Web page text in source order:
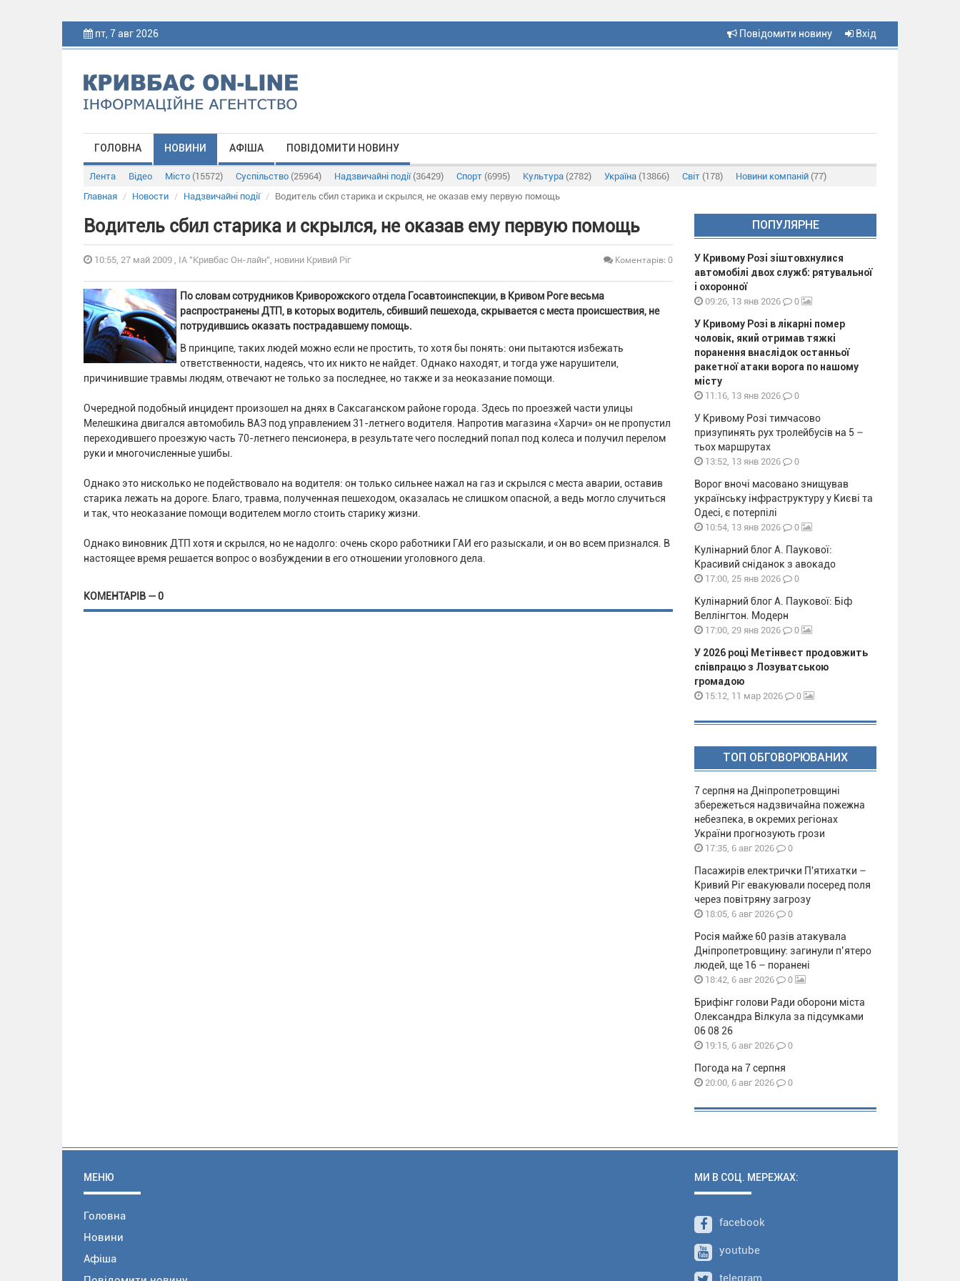
пт, 7 авг 2026 Повідомити новину Вхід
ГОЛОВНА НОВИНИ АФІША ПОВІДОМИТИ НОВИНУ
Лента Відео Місто (15572) Суспільство (25964) Надзвичайні події (36429) Спорт (6995) Культура (2782) Україна (13866) Світ (178) Новини компаній (77)
Главная
Новости Надзвичайні події Водитель сбил старика и скрылся, не оказав ему первую помощь
Водитель сбил старика и скрылся, не оказав ему первую помощь
10:55, 27 май 2009 , ІА "Кривбас Он-лайн", новини Кривий Ріг Коментарів: 0
По словам сотрудников Криворожского отдела Госавтоинспекции, в Кривом Роге весьма
распространены ДТП, в которых водитель, сбивший пешехода, скрывается с места происшествия, не
потрудившись оказать пострадавшему помощь.
В принципе, таких людей можно если не простить, то хотя бы понять: они пытаются избежать
ответственности, надеясь, что их никто не найдет. Однако находят, и тогда уже нарушители,
причинившие травмы людям, отвечают не только за последнее, но также и за неоказание помощи.
Очередной подобный инцидент произошел на днях в Саксаганском районе города. Здесь по проезжей части улицы
Мелешкина двигался автомобиль ВАЗ под управлением 31-летнего водителя. Напротив магазина «Харчи» он не пропустил
переходившего проезжую часть 70-летнего пенсионера, в результате чего последний попал под колеса и получил перелом
руки и многочисленные ушибы.
Однако это нисколько не подействовало на водителя: он только сильнее нажал на газ и скрылся с места аварии, оставив
старика лежать на дороге. Благо, травма, полученная пешеходом, оказалась не слишком опасной, а ведь могло случиться
и так, что неоказание помощи водителем могло стоить старику жизни.
Однако виновник ДТП хотя и скрылся, но не надолго: очень скоро работники ГАИ его разыскали, и он во всем признался. В
настоящее время решается вопрос о возбуждении в его отношении уголовного дела.
КОМЕНТАРІВ — 0
ПОПУЛЯРНЕ
У Кривому Розі зіштовхнулися
автомобілі двох служб: рятувальної
і охоронної
09:26, 13 янв 2026 0
У Кривому Розі в лікарні помер
чоловік, який отримав тяжкі
поранення внаслідок останньої
ракетної атаки ворога по нашому
місту
11:16, 13 янв 2026 0
У Кривому Розі тимчасово
призупинять рух тролейбусів на 5 –
тьох маршрутах
13:52, 13 янв 2026 0
Ворог вночі масовано знищував
українську інфраструктуру у Києві та
Одесі, є потерпілі
10:54, 13 янв 2026 0
Кулінарний блог А. Паукової:
Красивий сніданок з авокадо
17:00, 25 янв 2026 0
Кулінарний блог А. Паукової: Біф
Веллінгтон. Модерн
17:00, 29 янв 2026 0
У 2026 році Метінвест продовжить
співпрацю з Лозуватською
громадою
15:12, 11 мар 2026 0
ТОП ОБГОВОРЮВАНИХ
7 серпня на Дніпропетровщині
збережеться надзвичайна пожежна
небезпека, в окремих регіонах
України прогнозують грози
17:35, 6 авг 2026 0
Пасажирів електрички П'ятихатки –
Кривий Ріг евакуювали посеред поля
через повітряну загрозу
18:05, 6 авг 2026 0
Росія майже 60 разів атакувала
Дніпропетровщину: загинули п’ятеро
людей, ще 16 – поранені
18:42, 6 авг 2026 0
Брифінг голови Ради оборони міста
Олександра Вілкула за підсумками
06 08 26
19:15, 6 авг 2026 0
Погода на 7 серпня
20:00, 6 авг 2026 0
МЕНЮ
Головна
Новини
Афіша
МИ В СОЦ. МЕРЕЖАХ:
facebook
youtube
telegram